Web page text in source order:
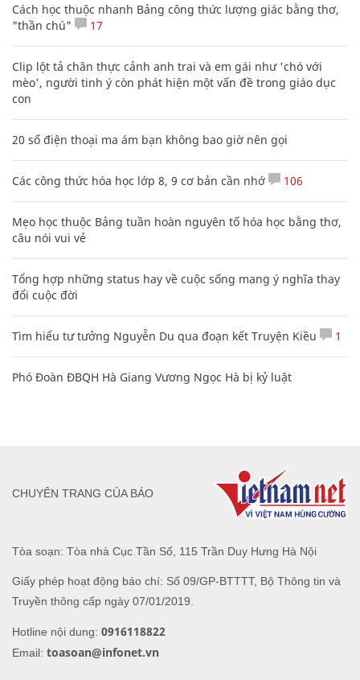
Cách học thuộc nhanh Bảng công thức lượng giác bằng thơ,
"thần chú"
17
Clip lột tả chân thực cảnh anh trai và em gái như 'chó với
mèo', người tinh ý còn phát hiện một vấn đề trong giáo dục
con
20 số điện thoại ma ám bạn không bao giờ nên gọi
Các công thức hóa học lớp 8, 9 cơ bản cần nhớ 106
Mẹo học thuộc Bảng tuần hoàn nguyên tố hóa học bằng thơ,
câu nói vui vẻ
Tổng hợp những status hay về cuộc sống mang ý nghĩa thay
đổi cuộc đời
Tìm hiểu tư tưởng Nguyễn Du qua đoạn kết Truyện Kiều 1
Phó Đoàn ĐBQH Hà Giang Vương Ngọc Hà bị kỷ luật
Tòa soạn: Tòa nhà Cục Tần Số, 115 Trần Duy Hưng Hà Nội
Giấy phép hoạt động báo chí: Số 09/GP-BTTTT, Bộ Thông tin và
Truyền thông cấp ngày 07/01/2019.
Hotline nội dung: 0916118822
Email: toasoan@infonet.vn
CHUYÊN TRANG CỦA BÁO